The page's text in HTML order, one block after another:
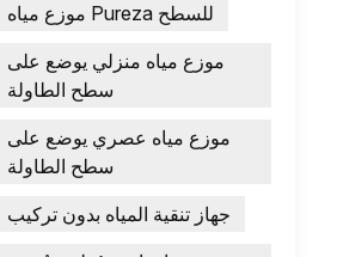
موزع مياه Pureza للسطح
موزع مياه منزلي يوضع على
سطح الطاولة
موزع مياه عصري يوضع على
سطح الطاولة
جهاز تنقية المياه بدون تركيب